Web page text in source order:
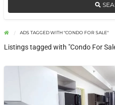
ADS TAGGED WITH "CONDO FOR SALE"
Listings tagged with "Condo For